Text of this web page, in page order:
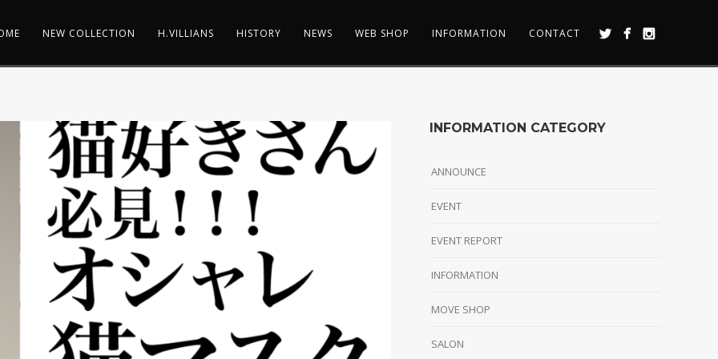
NEW COLLECTION H.VILLIANS HISTORY NEWS WEB SHOP INFORMATION CONTACT
INFORMATION CATEGORY
ANNOUNCE
EVENT
EVENT REPORT
INFORMATION
MOVE SHOP
SALON